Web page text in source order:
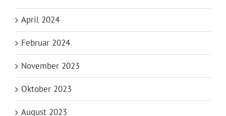
April 2024
Februar 2024
November 2023
Oktober 2023
August 2023